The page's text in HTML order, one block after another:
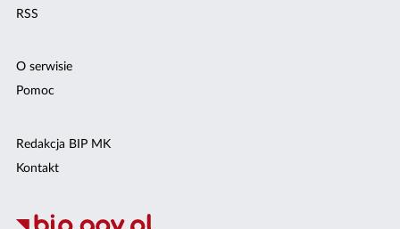
RSS
O serwisie
Pomoc
Redakcja BIP MK
Kontakt